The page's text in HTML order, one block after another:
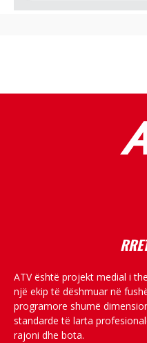
ATV është projekt medial i
një ekip të dëshmuar në
programore shumë
standarde të larta
rajoni dhe bota.